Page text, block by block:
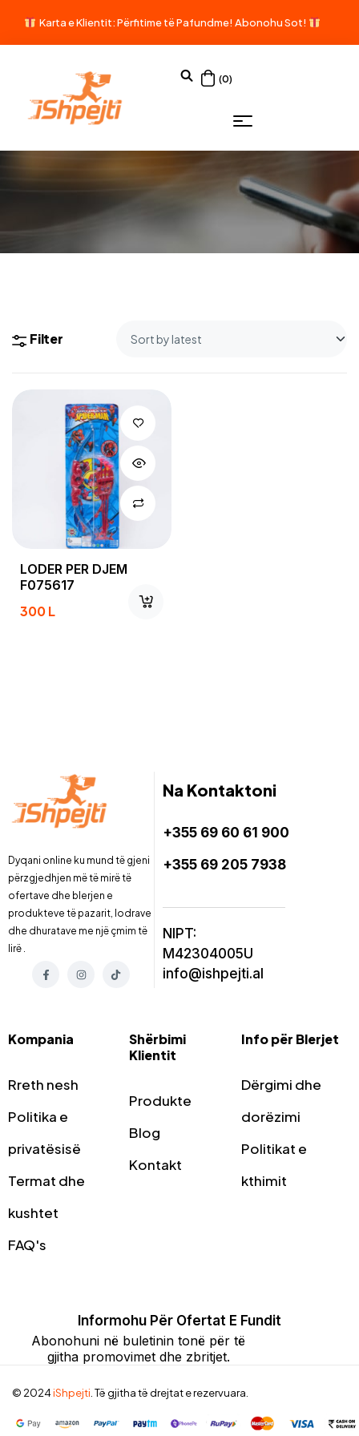
Karta e Klientit: Përfitime të Pafundme! Abonohu Sot!
(0)
Filter
LODER PER DJEM
F075617
300L
Dyqani online ku mund të gjeni
përzgjedhjen më të mirë të
ofertave dhe blerjen e
produkteve të pazarit, lodrave
dhe dhuratave me një çmim të
lirë .
Na Kontaktoni
+355 69 60 61 900
+355 69 205 7938
NIPT:
M42304005U
info@ishpejti.al
Kompania
Rreth nesh
Politika e
privatësisë
Termat dhe
kushtet
FAQ's
Shërbimi
Klientit
Produkte
Blog
Kontakt
Info për Blerjet
Dërgimi dhe
dorëzimi
Politikat e
kthimit
Informohu Për Ofertat E Fundit
Abonohuni në buletinin tonë për të
gjitha promovimet dhe zbritjet.
© 2024iShpejti. Të gjitha të drejtat e rezervuara.